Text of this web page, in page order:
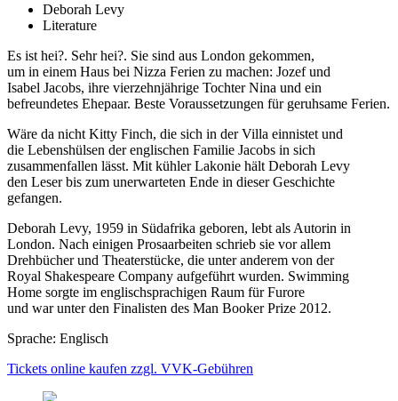
Deborah Levy
Literature
Es ist hei?. Sehr hei?. Sie sind aus London gekommen,
um in einem Haus bei Nizza Ferien zu machen: Jozef und
Isabel Jacobs, ihre vierzehnjährige Tochter Nina und ein
befreundetes Ehepaar. Beste Voraussetzungen für geruhsame Ferien.
Wäre da nicht Kitty Finch, die sich in der Villa einnistet und
die Lebenshülsen der englischen Familie Jacobs in sich
zusammenfallen lässt. Mit kühler Lakonie hält Deborah Levy
den Leser bis zum unerwarteten Ende in dieser Geschichte
gefangen.
Deborah Levy, 1959 in Südafrika geboren, lebt als Autorin in
London. Nach einigen Prosaarbeiten schrieb sie vor allem
Drehbücher und Theaterstücke, die unter anderem von der
Royal Shakespeare Company aufgeführt wurden. Swimming
Home sorgte im englischsprachigen Raum für Furore
und war unter den Finalisten des Man Booker Prize 2012.
Sprache: Englisch
Tickets online kaufen zzgl. VVK-Gebühren